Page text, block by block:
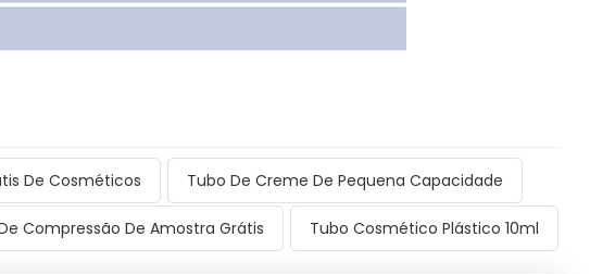
De Cosméticos Tubo De Creme De Pequena Capacidade
Compressão De Amostra Grátis Tubo Cosmético Plástico 10ml